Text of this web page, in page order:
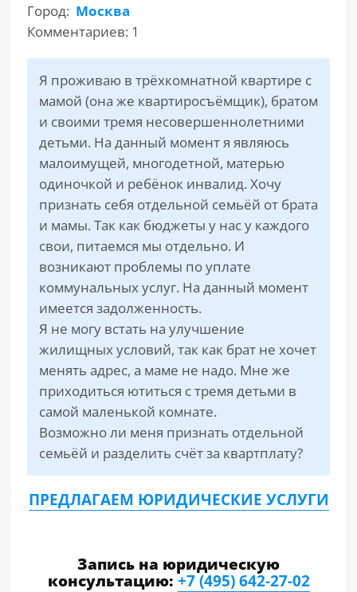
РАЗДЕЛЫ
САЙТА
Город: Москва
Комментариев: 1
Я проживаю в трёхкомнатной квартире с
мамой (она же квартиросъёмщик), братом
и своими тремя несовершеннолетними
детьми. На данный момент я являюсь
малоимущей, многодетной, матерью
одиночкой и ребёнок инвалид. Хочу
признать себя отдельной семьёй от брата
и мамы. Так как бюджеты у нас у каждого
свои, питаемся мы отдельно. И
возникают проблемы по уплате
коммунальных услуг. На данный момент
имеется задолженность.
Я не могу встать на улучшение
жилищных условий, так как брат не хочет
менять адрес, а маме не надо. Мне же
приходиться ютиться с тремя детьми в
самой маленькой комнате.
Возможно ли меня признать отдельной
семьёй и разделить счёт за квартплату?
ПРЕДЛАГАЕМ ЮРИДИЧЕСКИЕ УСЛУГИ
Запись на юридическую
консультацию:+7 (495) 642-27-02